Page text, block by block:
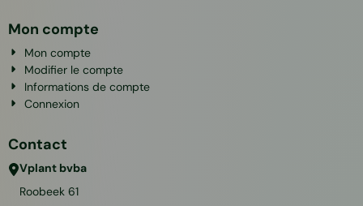
Mon compte
Mon compte
Modifier le compte
Informations de compte
Connexion
Contact
Vplant bvba
Roobeek 61